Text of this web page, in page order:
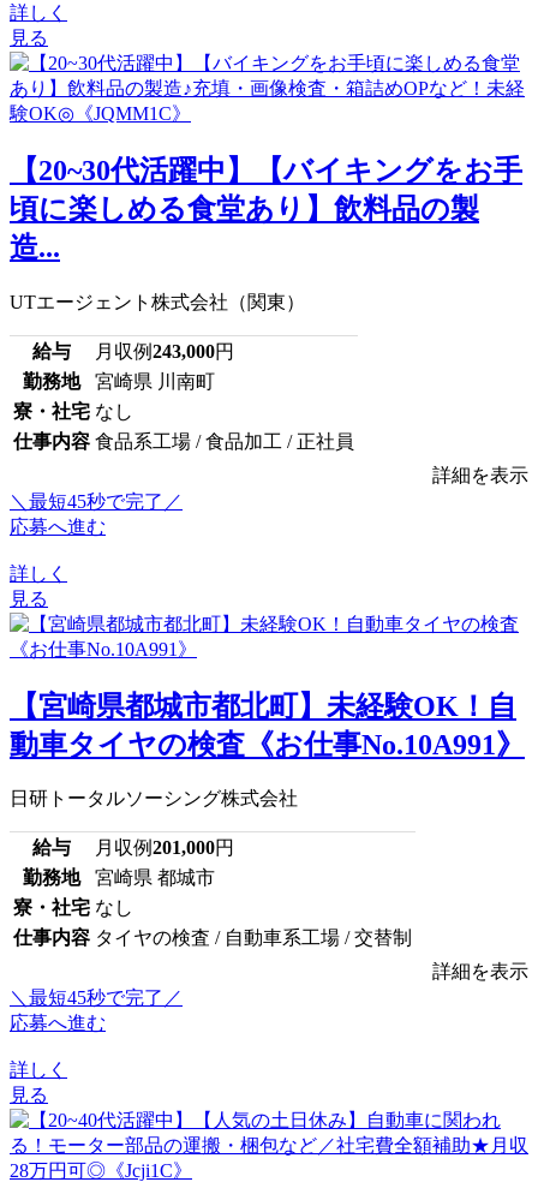
詳しく
見る
【20~30代活躍中】【バイキングをお手
頃に楽しめる食堂あり】飲料品の製
造...
UTエージェント株式会社（関東）
給与 月収例243,000円
勤務地
宮崎県 川南町
寮・社宅 なし
仕事内容 食品系工場 / 食品加工 / 正社員
詳細を表示
＼最短45秒で完了／
応募へ進む
詳しく
見る
【宮崎県都城市都北町】未経験OK！自
動車タイヤの検査《お仕事No.10A991》
日研トータルソーシング株式会社
給与 月収例201,000円
勤務地
宮崎県 都城市
寮・社宅 なし
仕事内容 タイヤの検査 / 自動車系工場 / 交替制
詳細を表示
＼最短45秒で完了／
応募へ進む
詳しく
見る